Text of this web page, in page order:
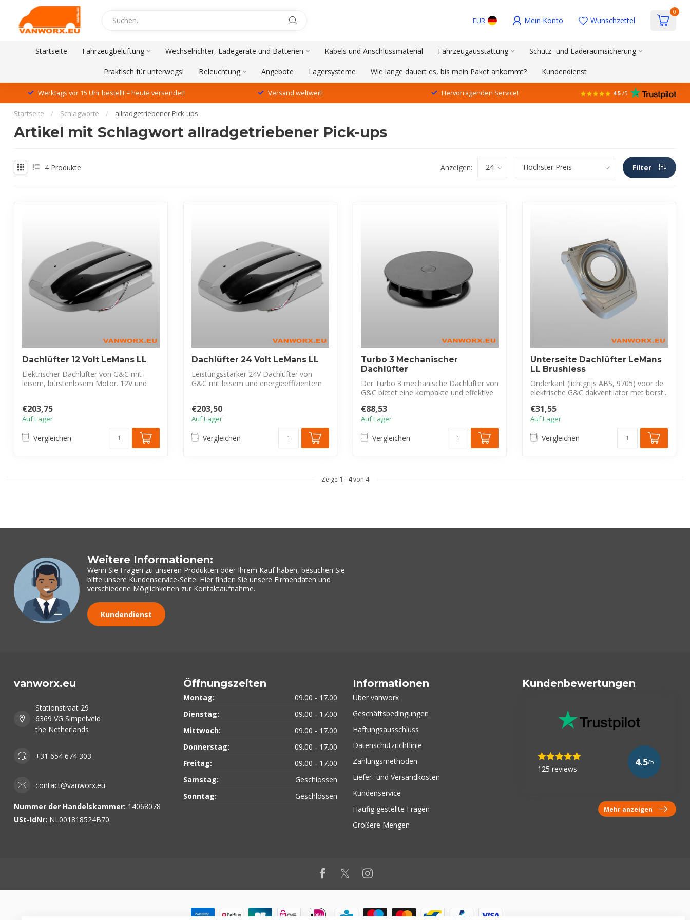
EUR Mein Konto Wunschzettel
0
Startseite Fahrzeugbelüftung Wechselrichter, Ladegeräte und Batterien Kabels und Anschlussmaterial Fahrzeugausstattung Schutz- und Laderaumsicherung
Praktisch für unterwegs! Beleuchtung Angebote Lagersysteme Wie lange dauert es, bis mein Paket ankommt? Kundendienst
Werktags vor 15 Uhr bestellt = heute versendet! Versand weltweit! Hervorragenden Service! 4.5 /5
Startseite / Schlagworte / allradgetriebener Pick-ups
Artikel mit Schlagwort allradgetriebener Pick-ups
4 Produkte Anzeigen: Filter
Dachlüfter 12 Volt LeMans LL
Elektrischer Dachlüfter von G&C mit
leisem, bürstenlosem Motor. 12V und
€203,75
Auf Lager
Vergleichen
Dachlüfter 24 Volt LeMans LL
Leistungsstarker 24V Dachlüfter von
G&C mit leisem und energieeffizientem
€203,50
Auf Lager
Vergleichen
Turbo 3 Mechanischer
Dachlüfter
Der Turbo 3 mechanische Dachlüfter von
G&C bietet eine kompakte und effektive
€88,53
Auf Lager
Vergleichen
Unterseite Dachlüfter LeMans
LL Brushless
Onderkant (lichtgrijs ABS, 9705) voor de
elektrische G&C dakventilator met borst...
€31,55
Auf Lager
Vergleichen
Zeige 1 - 4von 4
Weitere Informationen:
Wenn Sie Fragen zu unseren Produkten oder Ihrem Kauf haben, besuchen Sie
bitte unsere Kundenservice-Seite. Hier finden Sie unsere Firmendaten und
verschiedene Möglichkeiten zur Kontaktaufnahme.
Kundendienst
vanworx.eu
Stationstraat 29
6369 VG Simpelveld
the Netherlands
+31 654 674 303
contact@vanworx.eu
Nummer der Handelskammer: 14068078
USt-IdNr: NL001818524B70
Öffnungszeiten
Montag:
09.00 - 17.00
Dienstag:
09.00 - 17.00
Mittwoch:
09.00 - 17.00
Donnerstag:
09.00 - 17.00
Freitag:
09.00 - 17.00
Samstag:
Geschlossen
Sonntag:
Geschlossen
Informationen
Über vanworx
Geschäftsbedingungen
Haftungsausschluss
Datenschutzrichtlinie
Zahlungsmethoden
Liefer- und Versandkosten
Kundenservice
Häufig gestellte Fragen
Größere Mengen
Kundenbewertungen
125 reviews
4.5/5
Mehr anzeigen